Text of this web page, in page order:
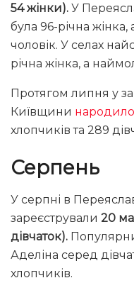
54 жінки). У
була 96-річна
чоловік. У селах
річна жінка, а
Протягом липня у
Київщини
хлопчиків та 289
Серпень
У серпні в
зареєстрували 20
дівчаток).
Аделіна серед
хлопчиків.